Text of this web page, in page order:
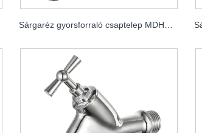
Sárgaréz gyorsforraló csaptelep MDHC8001